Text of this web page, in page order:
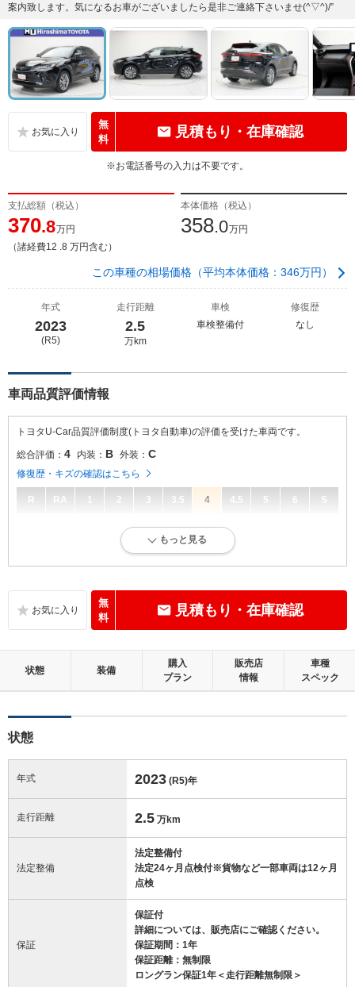
案内致します。気になるお車がございましたら是非ご連絡下さいませ(^▽^)/”
無
料
見積もり・在庫確認
※お電話番号の入力は不要です。
支払総額（税込）
370.8万円
（諸経費12 .8 万円含む）
本体価格（税込）
358.0万円
この車種の相場価格（平均本体価格：346万円）
年式
2023
(R5)
走行距離
2.5
万km
車検
車検整備付
修復歴
なし
車両品質評価情報
トヨタU-Car品質評価制度(トヨタ自動車)の評価を受けた車両です。
総合評価： 4 内装： B 外装： C
修復歴・キズの確認はこちら
R RA 1 2 3 3.5 4 4.5 5 6 S
キズ、へこみが少なく、全体的に良好な状態です。
いたみ、汚れなどは少なく、全体的に良好な状態です。
この中古車の「車両品質評価書」を見る
もっと見る
無
料
見積もり・在庫確認
状態 装備
購入
プラン
販売店
情報
車種
スペック
状態
年式 2023 (R5)年
走行距離 2.5 万km
法定整備
法定整備付
法定24ヶ月点検付※貨物など一部車両は12ヶ月
点検
保証
保証付
詳細については、販売店にご確認ください。
保証期間：1年
保証距離：無制限
ロングラン保証1年＜走行距離無制限＞